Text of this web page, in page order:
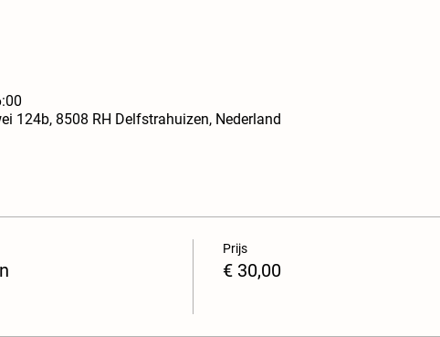
124b, 8508 RH Delfstrahuizen, Nederland
Prijs
€ 30,00